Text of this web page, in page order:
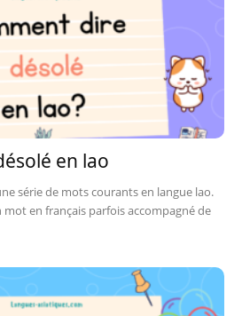
en lao
série de mots courants en langue lao.
en français parfois accompagné de